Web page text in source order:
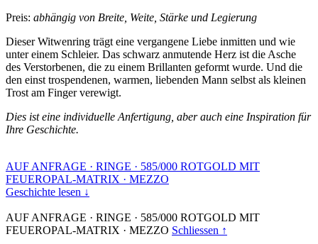
Preis: abhängig von Breite, Weite, Stärke und Legierung
Dieser Witwenring trägt eine vergangene Liebe inmitten und wie
unter einem Schleier. Das schwarz anmutende Herz ist die Asche
des Verstorbenen, die zu einem Brillanten geformt wurde. Und die
den einst trospendenen, warmen, liebenden Mann selbst als kleinen
Trost am Finger verewigt.
Dies ist eine individuelle Anfertigung, aber auch eine Inspiration für
Ihre Geschichte.
AUF ANFRAGE · RINGE · 585/000 ROTGOLD MIT
FEUEROPAL-MATRIX · MEZZO
Geschichte lesen ↓
AUF ANFRAGE · RINGE · 585/000 ROTGOLD MIT
FEUEROPAL-MATRIX · MEZZO Schliessen ↑